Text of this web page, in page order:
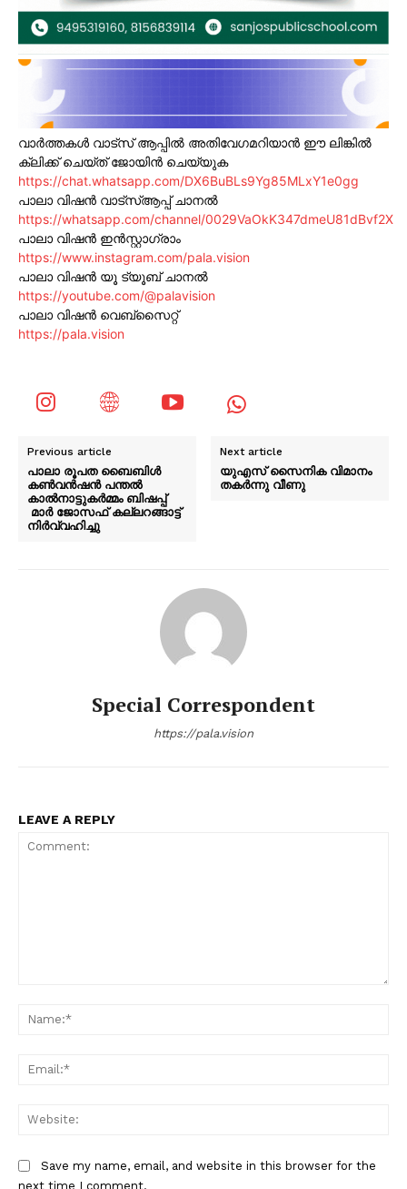
വാർത്തകൾ വാട്സ് ആപ്പിൽ അതിവേഗമറിയാൻ ഈ ലിങ്കിൽ
ക്ലിക്ക് ചെയ്ത് ജോയിൻ ചെയ്യുക
https://chat.whatsapp.com/DX6BuBLs9Yg85MLxY1e0gg
പാലാ വിഷൻ വാട്സ്ആപ്പ് ചാനൽ
https://whatsapp.com/channel/0029VaOkK347dmeU81dBvf2X
പാലാ വിഷൻ ഇൻസ്റ്റാഗ്രാം
https://www.instagram.com/pala.vision
പാലാ വിഷൻ യൂ ട്യൂബ് ചാനൽ
https://youtube.com/@palavision
പാലാ വിഷൻ വെബ്സൈറ്റ്
https://pala.vision
Previous article
പാലാ രൂപത ബൈബിൾ
കൺവൻഷൻ പന്തൽ
കാൽനാട്ടുകർമ്മം ബിഷപ്പ്
മാർ ജോസഫ് കല്ലറങ്ങാട്ട്
നിർവ്വഹിച്ചു
Next article
യുഎസ് സൈനിക വിമാനം
തകർന്നു വീണു
Special Correspondent
https://pala.vision
LEAVE A REPLY
Save my name, email, and website in this browser for the
next time I comment.